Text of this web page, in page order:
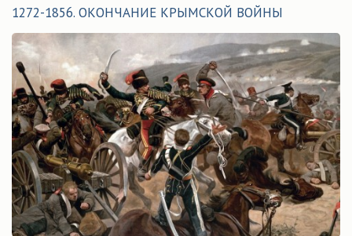
1272-1856. ОКОНЧАНИЕ КРЫМСКОЙ ВОЙНЫ